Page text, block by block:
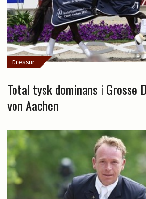
Dressur
Total tysk dominans i Grosse
von Aachen